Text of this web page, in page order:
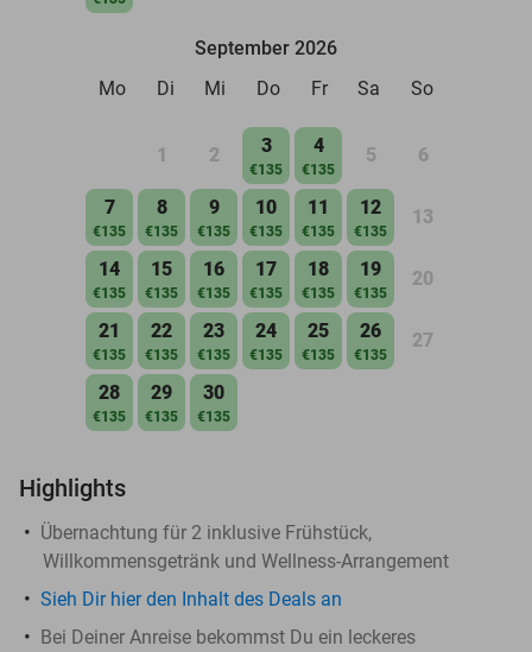
September 2026
Mo
Di Mi Do Fr Sa So
1 2 3
€135
4
€135
5 6
7
€135
8
€135
9
€135
10
€135
11
€135
12
€135
13
14
€135
15
€135
16
€135
17
€135
18
€135
19
€135
20
21
€135
22
€135
23
€135
24
€135
25
€135
26
€135
27
28
€135
29
€135
30
€135
Highlights
Übernachtung für 2 inklusive Frühstück,
Willkommensgetränk und Wellness-Arrangement
Sieh Dir hier den Inhalt des Deals an
Bei Deiner Anreise bekommst Du ein leckeres